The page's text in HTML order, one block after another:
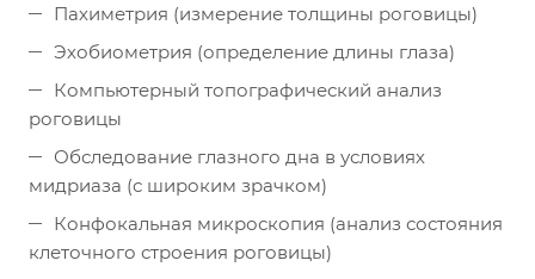
Пахиметрия (измерение толщины роговицы)
Эхобиометрия (определение длины глаза)
Компьютерный топографический анализ
роговицы
Обследование глазного дна в условиях
мидриаза (с широким зрачком)
Конфокальная микроскопия (анализ состояния
клеточного строения роговицы)